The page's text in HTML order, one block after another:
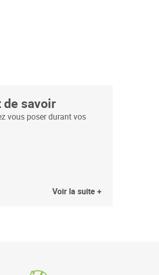
de savoir
vous poser durant vos
Voir la suite +